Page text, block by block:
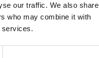
our traffic. We also share
who may combine it with
services.